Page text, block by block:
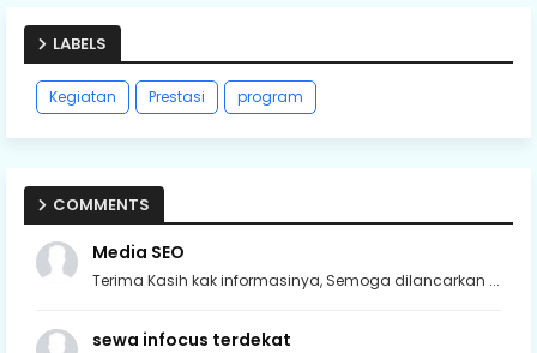
LABELS
Kegiatan Prestasi program
COMMENTS
Media SEO
Terima Kasih kak informasinya, Semoga dilancarkan ...
sewa infocus terdekat